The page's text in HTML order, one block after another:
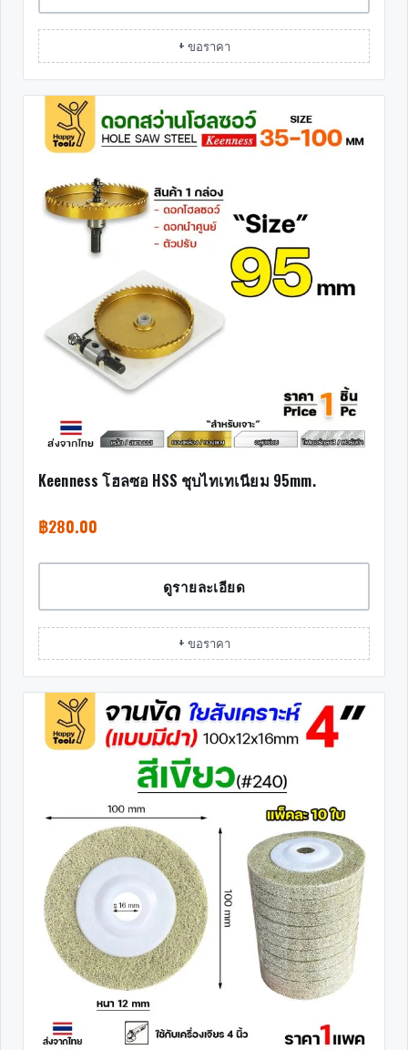
+ ขอราคา
Keenness โฮลซอ HSS ชุบไทเทเนียม 95mm.
฿280.00
ดูรายละเอียด
+ ขอราคา